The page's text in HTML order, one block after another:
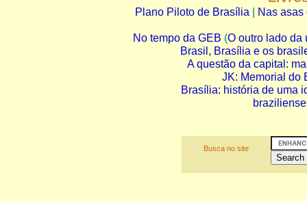
Plano Piloto de Brasília | Nas
No tempo da GEB (O outro lado da
Brasil, Brasília e os
A questão da capital:
JK: Memorial do
Brasília: história de uma
braziliense
Busca no site